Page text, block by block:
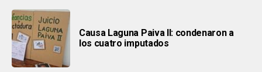
Causa Laguna Paiva II: condenaron a
los cuatro imputados